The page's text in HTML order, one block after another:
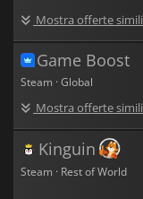
Mostra offerte simili
Game Boost
Steam · Global
Mostra offerte simili
Kinguin
Steam · Rest of World